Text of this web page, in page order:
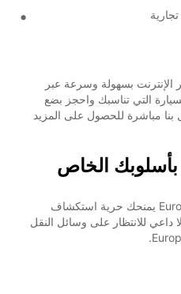
بسهولة وسرعة عبر
التي تناسبك واحجز بضع
مباشرة للحصول على المزيد
استئجار سيارة من Europcar Herning يمنحك حرية استكشاف
داعي للانتظار على وسائل النقل